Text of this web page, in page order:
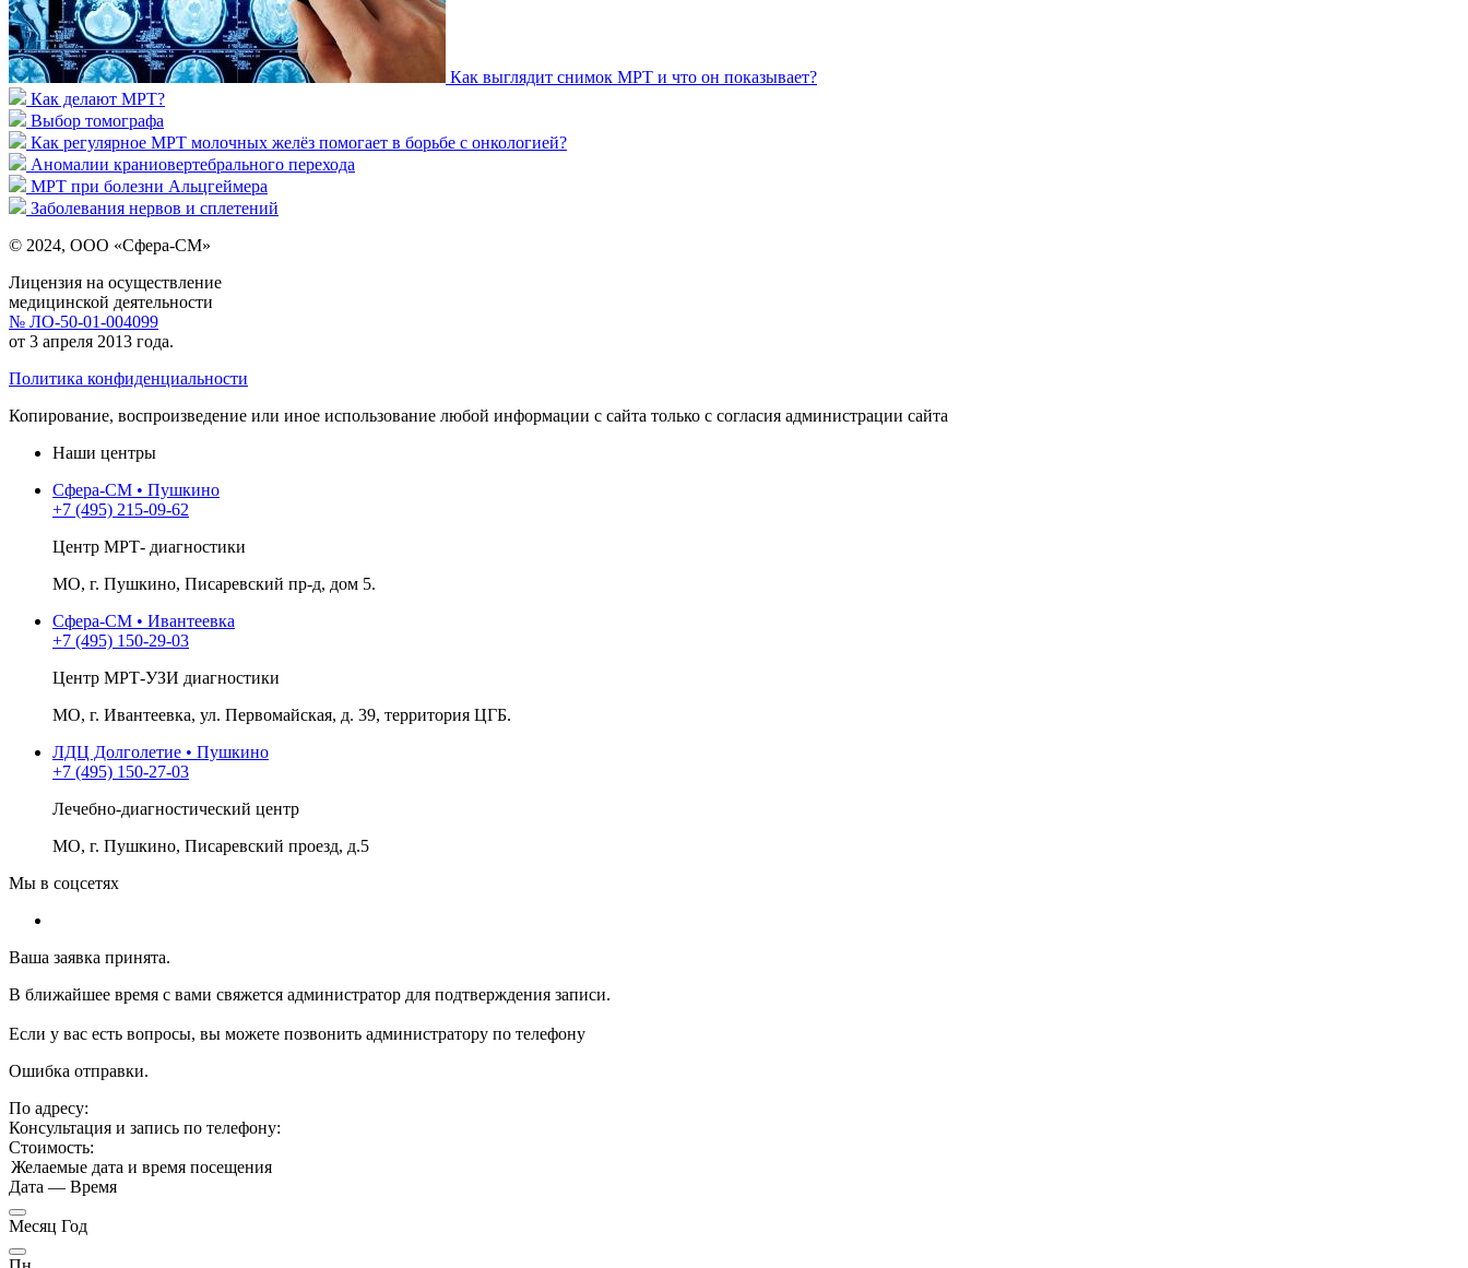
Как выглядит снимок МРТ и что он показывает?
Как делают МРТ?
Выбор томографа
Как регулярное МРТ молочных желёз помогает в борьбе с онкологией?
Аномалии краниовертебрального перехода
МРТ при болезни Альцгеймера
Заболевания нервов и сплетений
© 2024, ООО «Сфера-СМ»
Лицензия на осуществление
медицинской деятельности
№ ЛО-50-01-004099
от 3 апреля 2013 года.
Политика конфиденциальности
Копирование, воспроизведение или иное использование любой информации с сайта только с согласия администрации сайта
Наши центры
Сфера-СМ • Пушкино
+7 (495) 215-09-62
Центр МРТ- диагностики
МО, г. Пушкино, Писаревский пр-д, дом 5.
Сфера-СМ • Ивантеевка
+7 (495) 150-29-03
Центр МРТ-УЗИ диагностики
МО, г. Ивантеевка, ул. Первомайская, д. 39, территория ЦГБ.
ЛДЦ Долголетие • Пушкино
+7 (495) 150-27-03
Лечебно-диагностический центр
МО, г. Пушкино, Писаревский проезд, д.5
Мы в соцсетях
Ваша заявка принята.
В ближайшее время с вами свяжется администратор для подтверждения записи.
Если у вас есть вопросы, вы можете позвонить администратору по телефону
Ошибка отправки.
По адресу:
Консультация и запись по телефону:
Стоимость:
Желаемые дата и время посещения
Дата — Время
Месяц Год